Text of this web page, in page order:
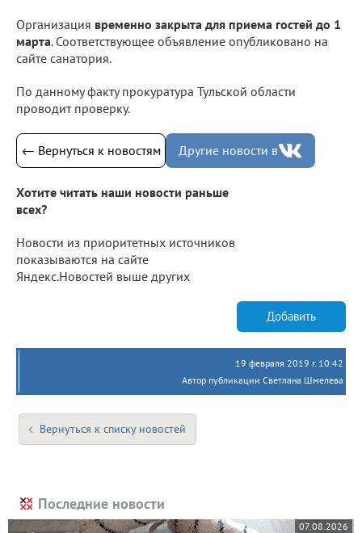
Организация временно закрыта для приема гостей до 1
марта. Соответствующее объявление опубликовано на
сайте санатория.
По данному факту прокуратура Тульской области
проводит проверку.
← Вернуться к новостям Другие новости в
Хотите читать наши новости раньше
всех?
Новости из приоритетных источников
показываются на сайте
Яндекс.Новостей выше других
Добавить
19 февраля 2019 г. 10:42
Автор публикации Светлана Шмелева
Вернуться к списку новостей
Последние новости
07.08.2026